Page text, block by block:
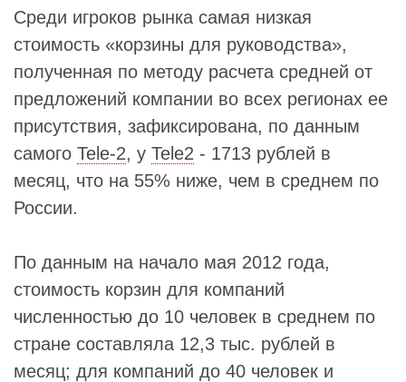
Среди игроков рынка самая низкая
стоимость «корзины для руководства»,
полученная по методу расчета средней от
предложений компании во всех регионах ее
присутствия, зафиксирована, по данным
самого Tele-2, у Tele2 - 1713 рублей в
месяц, что на 55% ниже, чем в среднем по
России.
По данным на начало мая 2012 года,
стоимость корзин для компаний
численностью до 10 человек в среднем по
стране составляла 12,3 тыс. рублей в
месяц; для компаний до 40 человек и